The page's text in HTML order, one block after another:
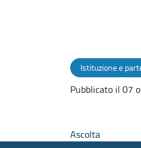
Istituzione e
Pubblicato il 07
Ascolta